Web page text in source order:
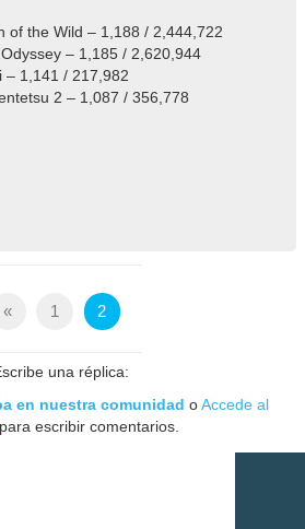
of the Wild – 1,188 / 2,444,722
– 1,185 / 2,620,944
– 1,141 / 217,982
2 – 1,087 / 356,778
« 1 2
una réplica:
en nuestra comunidad oAccede al
para escribir comentarios.